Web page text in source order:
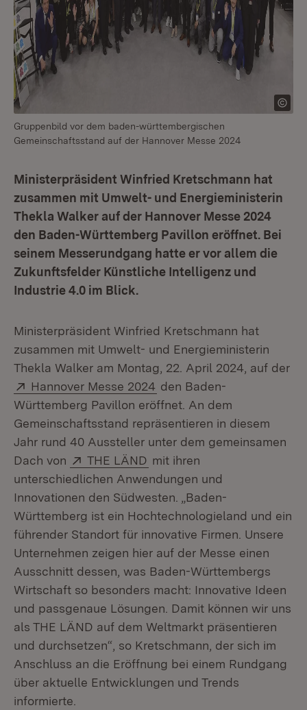
Gruppenbild vor dem baden-württembergischen
Gemeinschaftsstand auf der Hannover Messe 2024
Ministerpräsident Winfried Kretschmann hat
zusammen mit Umwelt- und Energieministerin
Thekla Walker auf der Hannover Messe 2024
den Baden-Württemberg Pavillon eröffnet. Bei
seinem Messerundgang hatte er vor allem die
Zukunftsfelder Künstliche Intelligenz und
Industrie 4.0 im Blick.
Ministerpräsident Winfried Kretschmann hat
zusammen mit Umwelt- und Energieministerin
Thekla Walker am Montag, 22. April 2024, auf der
Extern:
Hannover Messe 2024 (Öffnet in neuem Fenster)
den Baden-
Württemberg Pavillon eröffnet. An dem
Gemeinschaftsstand repräsentieren in diesem
Jahr rund 40 Aussteller unter dem gemeinsamen
Dach von
Extern:
THE LÄND (Öffnet in neuem Fenster)
mit ihren
unterschiedlichen Anwendungen und
Innovationen den Südwesten. „Baden-
Württemberg ist ein Hochtechnologieland und ein
führender Standort für innovative Firmen. Unsere
Unternehmen zeigen hier auf der Messe einen
Ausschnitt dessen, was Baden-Württembergs
Wirtschaft so besonders macht: Innovative Ideen
und passgenaue Lösungen. Damit können wir uns
als THE LÄND auf dem Weltmarkt präsentieren
und durchsetzen“, so Kretschmann, der sich im
Anschluss an die Eröffnung bei einem Rundgang
über aktuelle Entwicklungen und Trends
informierte.